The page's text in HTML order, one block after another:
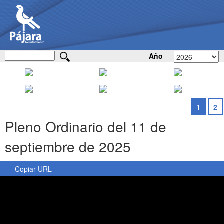
Año
2
1
Pleno Ordinario del 11 de
septiembre de 2025
Copiar URL